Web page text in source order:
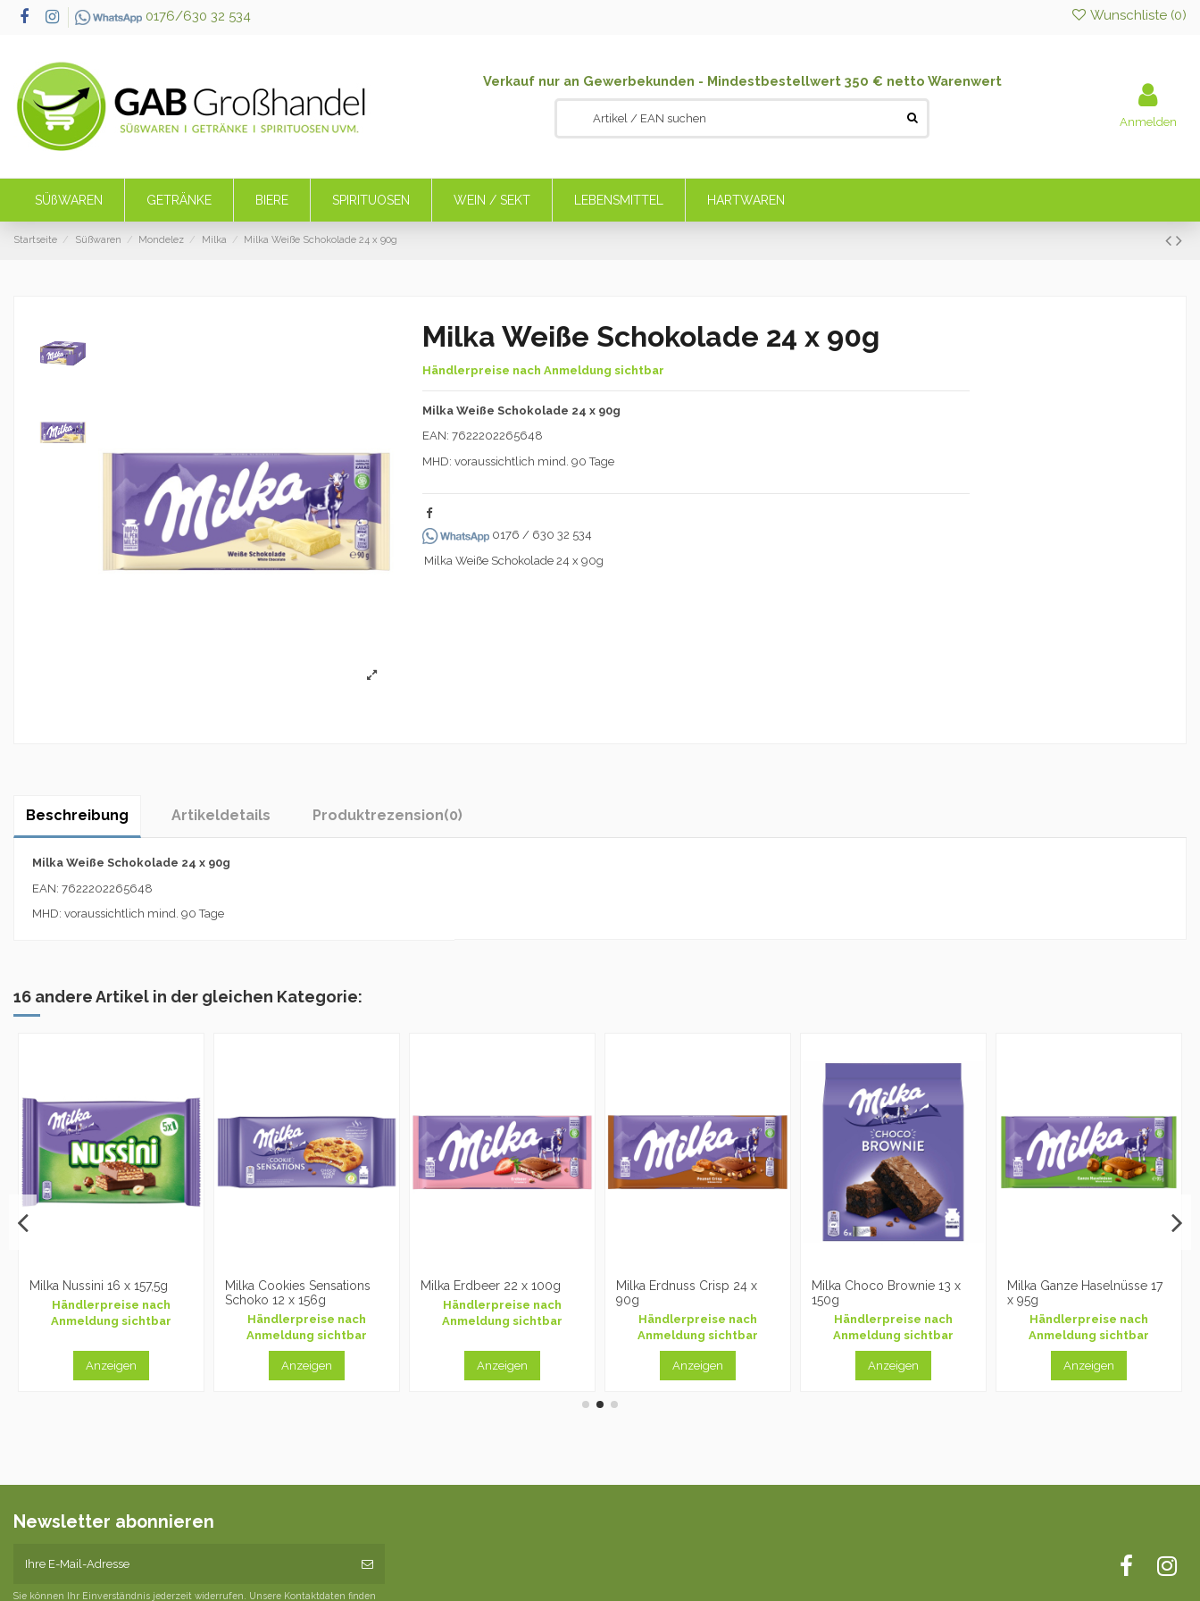
0176/630 32 534 Wunschliste (0)
Verkauf nur an Gewerbekunden - Mindestbestellwert 350 € netto Warenwert
Anmelden
SÜßWAREN GETRÄNKE BIERE SPIRITUOSEN WEIN / SEKT LEBENSMITTEL HARTWAREN
Startseite Süßwaren Mondelez Milka Milka Weiße Schokolade 24 x 90g
Milka Weiße Schokolade 24 x 90g
Händlerpreise nach Anmeldung sichtbar
Milka Weiße Schokolade 24 x 90g
EAN: 7622202265648
MHD: voraussichtlich mind. 90 Tage
0176 / 630 32 534
Milka Weiße Schokolade 24 x 90g
Beschreibung Artikeldetails Produktrezension(0)
Milka Weiße Schokolade 24 x 90g
EAN: 7622202265648
MHD: voraussichtlich mind. 90 Tage
16 andere Artikel in der gleichen Kategorie:
Milka Nussini 16 x 157,5g
Händlerpreise nach
Anmeldung sichtbar
Anzeigen
Milka Cookies Sensations
Schoko 12 x 156g
Händlerpreise nach
Anmeldung sichtbar
Anzeigen
Milka Erdbeer 22 x 100g
Händlerpreise nach
Anmeldung sichtbar
Anzeigen
Milka Erdnuss Crisp 24 x
90g
Händlerpreise nach
Anmeldung sichtbar
Anzeigen
Milka Choco Brownie 13 x
150g
Händlerpreise nach
Anmeldung sichtbar
Anzeigen
Milka Ganze Haselnüsse 17
x 95g
Händlerpreise nach
Anmeldung sichtbar
Anzeigen
Newsletter abonnieren
Sie können Ihr Einverständnis jederzeit widerrufen. Unsere Kontaktdaten finden